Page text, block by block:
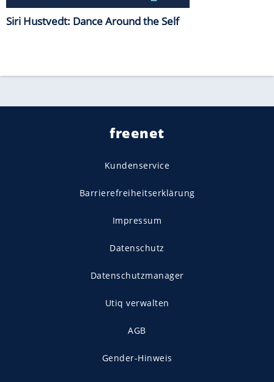
Siri Hustvedt: Dance Around the Self
freenet
Kundenservice
Barrierefreiheitserklärung
Impressum
Datenschutz
Datenschutzmanager
Utiq verwalten
AGB
Gender-Hinweis